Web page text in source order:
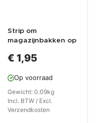
Strip om
magazijnbakken op
gereedschapsbord
€ 1,95
Op voorraad
Gewicht: 0.09kg
Incl. BTW / Excl.
Verzendkosten